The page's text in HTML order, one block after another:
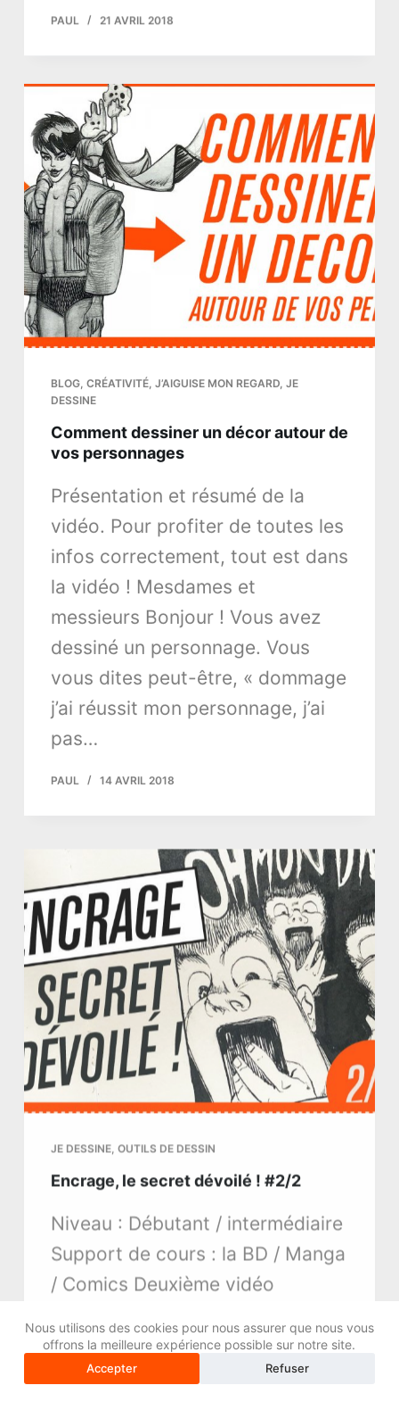
PAUL 21 AVRIL 2018
BLOG, CRÉATIVITÉ, J’AIGUISE MON REGARD, JE
DESSINE
Comment dessiner un décor autour de
vos personnages
Présentation et résumé de la
vidéo. Pour profiter de toutes les
infos correctement, tout est dans
la vidéo ! Mesdames et
messieurs Bonjour ! Vous avez
dessiné un personnage. Vous
vous dites peut-être, « dommage
j’ai réussit mon personnage, j’ai
pas…
PAUL 14 AVRIL 2018
Encrage, le secret dévoilé ! #2/2
Niveau : Débutant / intermédiaire
Support de cours : la BD / Manga
/ Comics Deuxième vidéo
promis nous allons voir ce qui
fait qu’un encrage est réussit. Je
Nous utilisons des cookies pour nous assurer que nous vous
offrons la meilleure expérience possible sur notre site.
Accepter Refuser